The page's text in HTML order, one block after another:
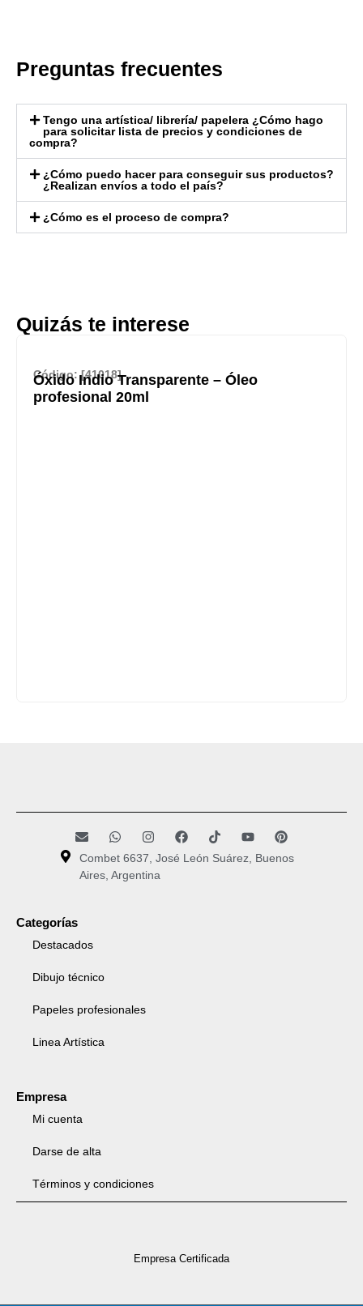
Preguntas frecuentes
Tengo una artística/ librería/ papelera ¿Cómo hago
para solicitar lista de precios y condiciones de
compra?
¿Cómo puedo hacer para conseguir sus productos?
¿Realizan envíos a todo el país?
¿Cómo es el proceso de compra?
Quizás te interese
Código: [41018]
Óxido Indio Transparente – Óleo
profesional 20ml
Combet 6637, José León Suárez, Buenos
Aires, Argentina
Categorías
Destacados
Dibujo técnico
Papeles profesionales
Linea Artística
Empresa
Mi cuenta
Darse de alta
Términos y condiciones
Empresa Certificada